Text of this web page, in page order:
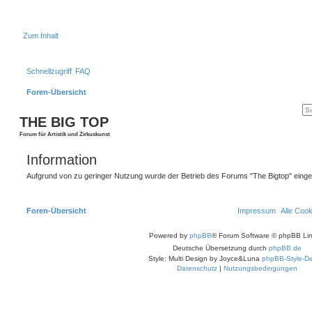
Zum Inhalt
Schnellzugriff FAQ
Foren-Übersicht
THE BIG TOP
Forum für Artistik und Zirkuskunst
Information
Aufgrund von zu geringer Nutzung wurde der Betrieb des Forums "The Bigtop"
Foren-Übersicht Alle
Impressum
Powered by phpBB® Forum Software © phpBB
Deutsche Übersetzung durch phpBB.de
Style: Multi Design by Joyce&Luna phpBB-Style-
Datenschutz | Nutzungsbedingungen